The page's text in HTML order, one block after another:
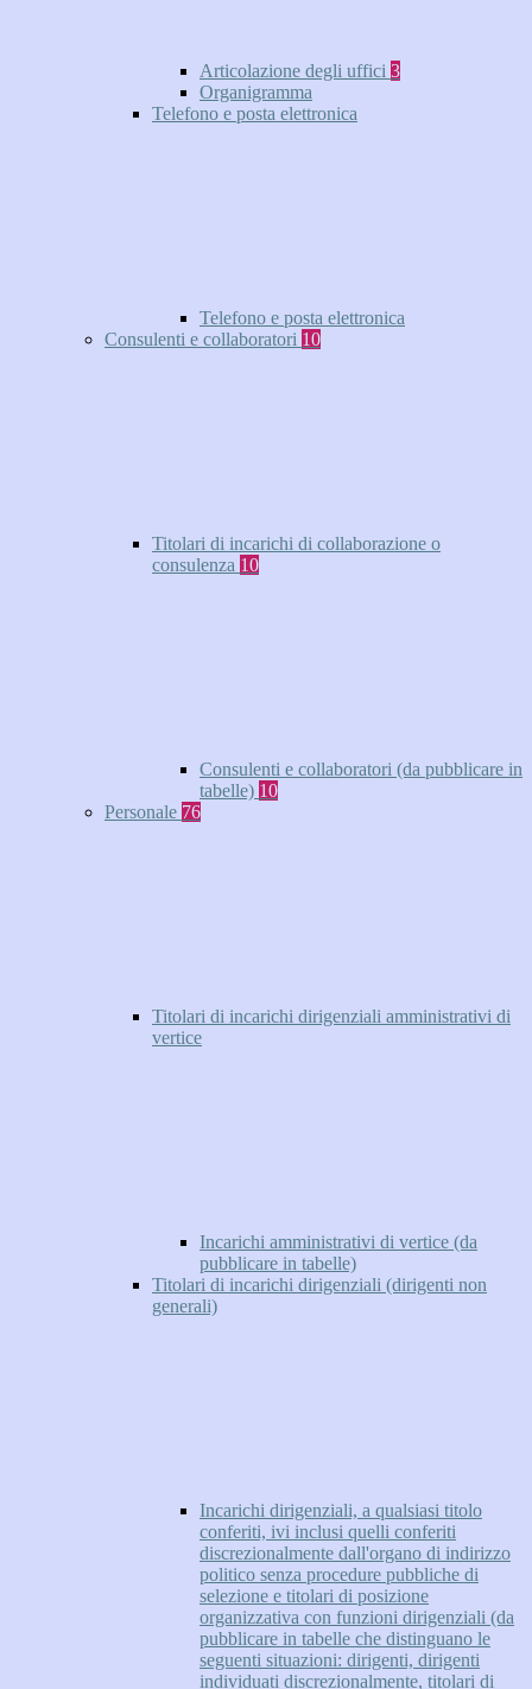
Articolazione degli uffici 3
Organigramma
Telefono e posta elettronica
Telefono e posta elettronica
Consulenti e collaboratori 10
Titolari di incarichi di collaborazione o
consulenza 10
Consulenti e collaboratori (da pubblicare in
tabelle) 10
Personale 76
Titolari di incarichi dirigenziali amministrativi di
vertice
Incarichi amministrativi di vertice (da
pubblicare in tabelle)
Titolari di incarichi dirigenziali (dirigenti non
generali)
Incarichi dirigenziali, a qualsiasi titolo
conferiti, ivi inclusi quelli conferiti
discrezionalmente dall'organo di indirizzo
politico senza procedure pubbliche di
selezione e titolari di posizione
organizzativa con funzioni dirigenziali (da
pubblicare in tabelle che distinguano le
seguenti situazioni: dirigenti, dirigenti
individuati discrezionalmente, titolari di